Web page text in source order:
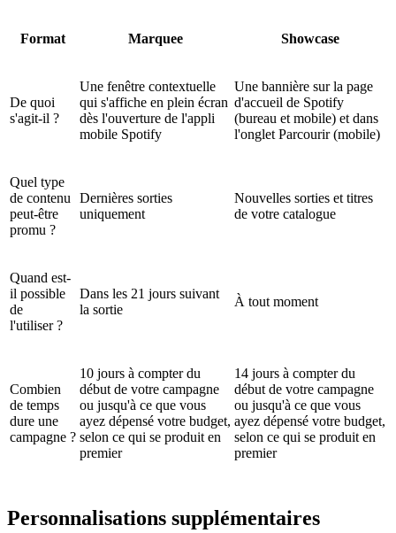
Format Marquee Showcase
De quoi
s'agit-il ?
Une fenêtre contextuelle
qui s'affiche en plein écran
dès l'ouverture de l'appli
mobile Spotify
Une bannière sur la page
d'accueil de Spotify
(bureau et mobile) et dans
l'onglet Parcourir (mobile)
Quel type
de contenu
peut-être
promu ?
Dernières sorties
uniquement
Nouvelles sorties et titres
de votre catalogue
Quand est-
il possible
de
l'utiliser ?
Dans les 21 jours suivant
la sortie
À tout moment
Combien
de temps
dure une
campagne ?
10 jours à compter du
début de votre campagne
ou jusqu'à ce que vous
ayez dépensé votre budget,
selon ce qui se produit en
premier
14 jours à compter du
début de votre campagne
ou jusqu'à ce que vous
ayez dépensé votre budget,
selon ce qui se produit en
premier
Personnalisations supplémentaires